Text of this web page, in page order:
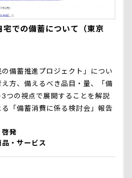
宅での備蓄について（東京
備蓄推進プロジェクト」につい
方、備えるべき品目・量、「備
つの視点で展開することを解説
「備蓄消費に係る検討会」報告
啓発
・サービス